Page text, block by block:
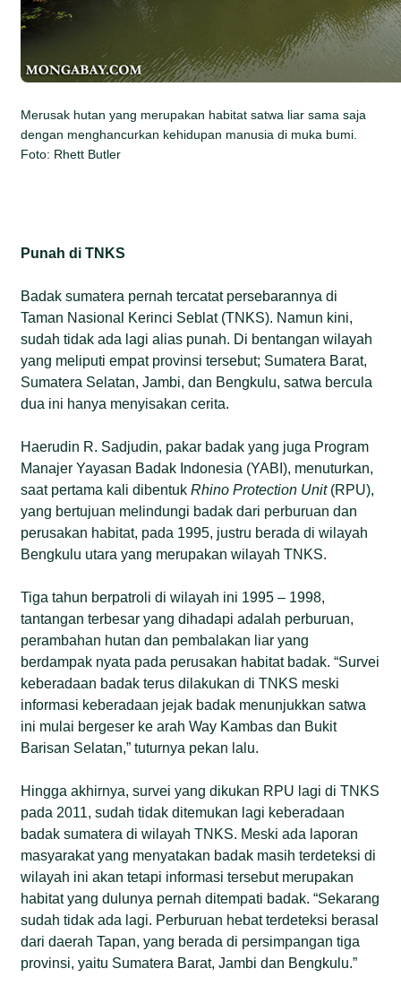
Merusak hutan yang merupakan habitat satwa liar sama saja
dengan menghancurkan kehidupan manusia di muka bumi.
Foto: Rhett Butler
Punah di TNKS
Badak sumatera pernah tercatat persebarannya di
Taman Nasional Kerinci Seblat (TNKS). Namun kini,
sudah tidak ada lagi alias punah. Di bentangan wilayah
yang meliputi empat provinsi tersebut; Sumatera Barat,
Sumatera Selatan, Jambi, dan Bengkulu, satwa bercula
dua ini hanya menyisakan cerita.
Haerudin R. Sadjudin, pakar badak yang juga Program
Manajer Yayasan Badak Indonesia (YABI), menuturkan,
saat pertama kali dibentukRhino Protection Unit(RPU),
yang bertujuan melindungi badak dari perburuan dan
perusakan habitat, pada 1995, justru berada di wilayah
Bengkulu utara yang merupakan wilayah TNKS.
Tiga tahun berpatroli di wilayah ini 1995 – 1998,
tantangan terbesar yang dihadapi adalah perburuan,
perambahan hutan dan pembalakan liar yang
berdampak nyata pada perusakan habitat badak. “Survei
keberadaan badak terus dilakukan di TNKS meski
informasi keberadaan jejak badak menunjukkan satwa
ini mulai bergeser ke arah Way Kambas dan Bukit
Barisan Selatan,” tuturnya pekan lalu.
Hingga akhirnya, survei yang dikukan RPU lagi di TNKS
pada 2011, sudah tidak ditemukan lagi keberadaan
badak sumatera di wilayah TNKS. Meski ada laporan
masyarakat yang menyatakan badak masih terdeteksi di
wilayah ini akan tetapi informasi tersebut merupakan
habitat yang dulunya pernah ditempati badak. “Sekarang
sudah tidak ada lagi. Perburuan hebat terdeteksi berasal
dari daerah Tapan, yang berada di persimpangan tiga
provinsi, yaitu Sumatera Barat, Jambi dan Bengkulu.”